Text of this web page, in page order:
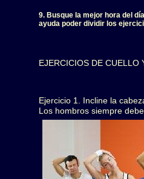
9. Busque la mejor hora del
ayuda poder dividir los
EJERCICIOS DE CUELLO
Ejercicio 1. Incline la
Los hombros siempre